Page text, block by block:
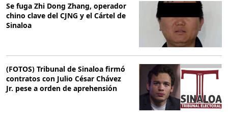
Se fuga Zhi Dong Zhang, operador
chino clave del CJNG y el Cártel de
Sinaloa
(FOTOS) Tribunal de Sinaloa firmó
contratos con Julio César Chávez
Jr. pese a orden de aprehensión